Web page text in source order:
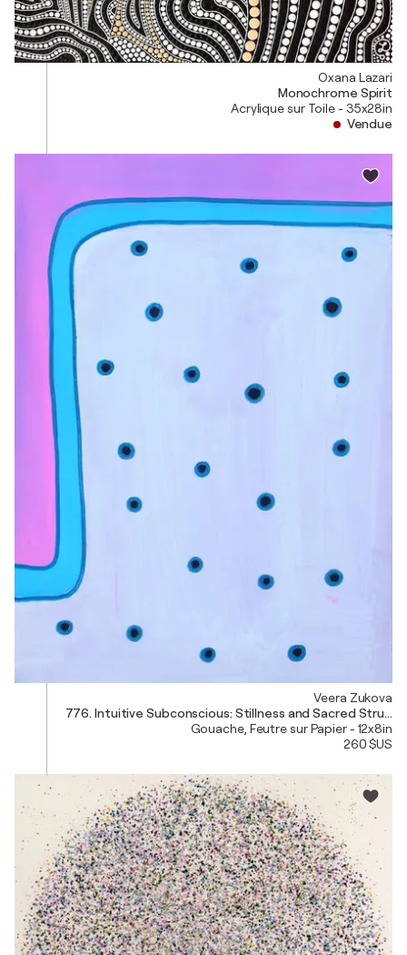
Oxana Lazari
Monochrome Spirit
Acrylique sur Toile - 35x28in
Vendue
Veera Zukova
776. Intuitive Subconscious: Stillness and Sacred
Gouache, Feutre sur Papier - 12x8in
260 $US